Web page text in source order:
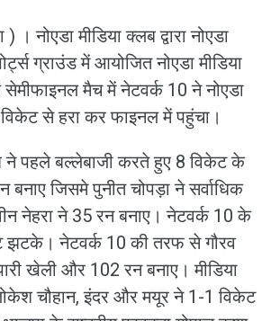
। नोएडा मीडिया क्लब द्वारा नोएडा
ग्राउंड में आयोजित नोएडा मीडिया
मैच में नेटवर्क 10 ने नोएडा
से हरा कर फाइनल में पहुंचा।
ने पहले बल्लेबाजी करते हुए 8 विकेट के
जिसमे पुनीत चोपड़ा ने सर्वाधिक
नेहरा ने 35 रन बनाए। नेटवर्क 10 के
नेटवर्क 10 की तरफ से गौरव
खेली और 102 रन बनाए। मीडिया
चौहान, इंदर और मयूर ने 1-1 विकेट